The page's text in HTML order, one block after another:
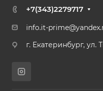
+7(343)2279717
info.it-
г. Екатеринбург, ул.